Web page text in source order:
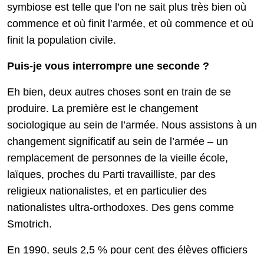
symbiose est telle que l’on ne sait plus très bien où
commence et où finit l’armée, et où commence et où
finit la population civile.
Puis-je vous interrompre une seconde ?
Eh bien, deux autres choses sont en train de se
produire. La première est le changement
sociologique au sein de l’armée. Nous assistons à un
changement significatif au sein de l’armée – un
remplacement de personnes de la vieille école,
laïques, proches du Parti travailliste, par des
religieux nationalistes, et en particulier des
nationalistes ultra-orthodoxes. Des gens comme
Smotrich.
En 1990, seuls 2,5 % pour cent des élèves officiers